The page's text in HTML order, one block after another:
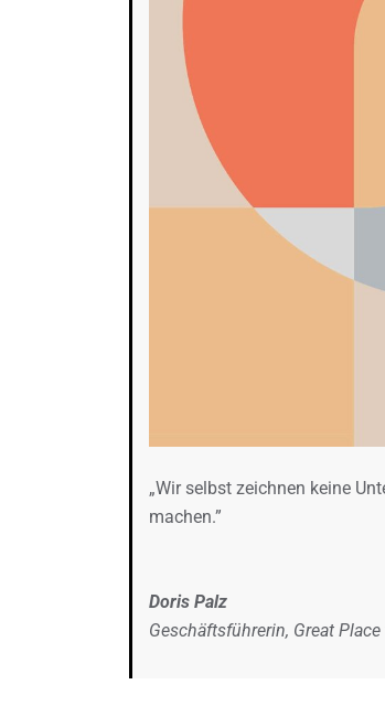
„Wir selbst zeichnen keine
machen.”
Doris Palz
Geschäftsführerin, Great